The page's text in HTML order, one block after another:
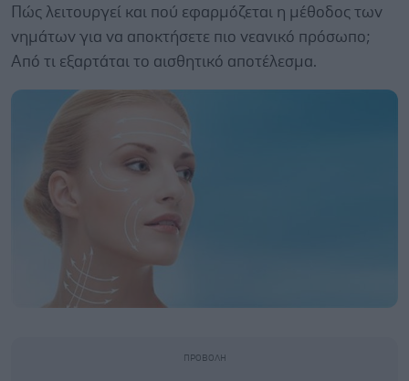
Πώς λειτουργεί και πού εφαρμόζεται η μέθοδος των
νημάτων για να αποκτήσετε πιο νεανικό πρόσωπο;
Από τι εξαρτάται το αισθητικό αποτέλεσμα.